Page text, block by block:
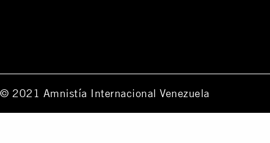
© 2021 Amnistía Internacional Venezuela